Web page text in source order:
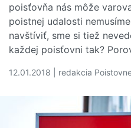
poisťovňa nás môže
poistnej udalosti
navštíviť, sme si tiež
každej poisťovni tak?
12.01.2018 | redakcia